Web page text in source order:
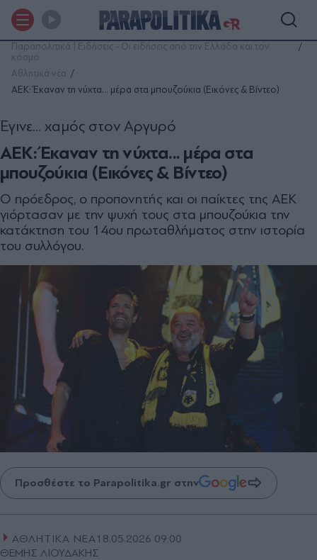
Παραπολιτικά | Ειδήσεις - Οι ειδήσεις από την Ελλάδα και τον
κόσμο
Αθλητικά νέα
AEK: Έκαναν τη νύχτα... μέρα στα μπουζούκια (Εικόνες & Βίντεο)
AEK: Έκαναν τη νύχτα... μέρα στα
μπουζούκια (Εικόνες & Βίντεο)
Έγινε... χαμός στον Αργυρό
Ο πρόεδρος, ο προπονητής και οι παίκτες της ΑΕΚ
γιόρτασαν με την ψυχή τους στα μπουζούκια την
κατάκτηση του 14ου πρωταθλήματος στην ιστορία
του συλλόγου.
Προσθέστε το Parapolitika.gr στην
ΑΘΛΗΤΙΚΑ ΝΕΑ18.05.2026 09:00
ΘΕΜΗΣ ΛΙΟΥΔΑΚΗΣ